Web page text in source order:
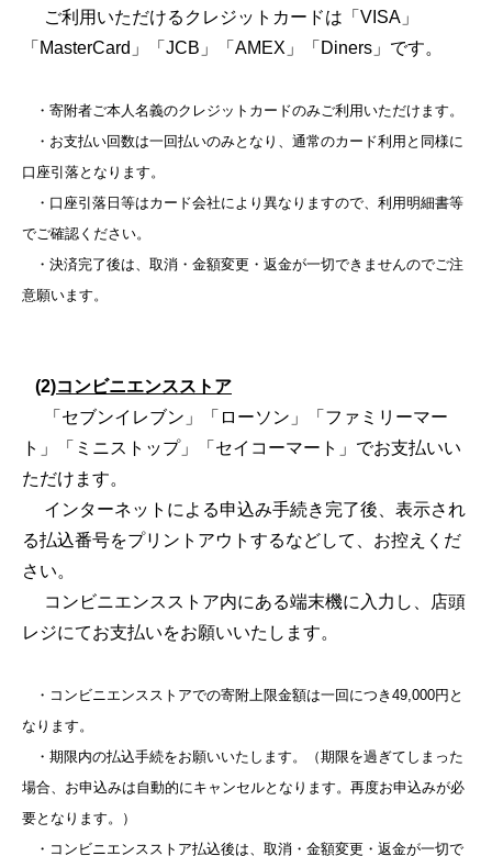
ご利用いただけるクレジットカードは「VISA」
「MasterCard」「JCB」「AMEX」「Diners」です。
・寄附者ご本人名義のクレジットカードのみご利用いただけます。
・お支払い回数は一回払いのみとなり、通常のカード利用と同様に
口座引落となります。
・口座引落日等はカード会社により異なりますので、利用明細書等
でご確認ください。
・決済完了後は、取消・金額変更・返金が一切できませんのでご注
意願います。
(2)コンビニエンスストア
「セブンイレブン」「ローソン」「ファミリーマー
ト」「ミニストップ」「セイコーマート」でお支払いい
ただけます。
インターネットによる申込み手続き完了後、表示され
る払込番号をプリントアウトするなどして、お控えくだ
さい。
コンビニエンスストア内にある端末機に入力し、店頭
レジにてお支払いをお願いいたします。
・コンビニエンスストアでの寄附上限金額は一回につき49,000円と
なります。
・期限内の払込手続をお願いいたします。（期限を過ぎてしまった
場合、お申込みは自動的にキャンセルとなります。再度お申込みが必
要となります。）
・コンビニエンスストア払込後は、取消・金額変更・返金が一切で